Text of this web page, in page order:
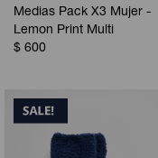
Medias Pack X3 Mujer -
Lemon Print Multi
$ 600
Calzas